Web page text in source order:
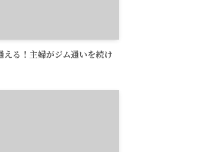
える！主婦がジム通いを続け